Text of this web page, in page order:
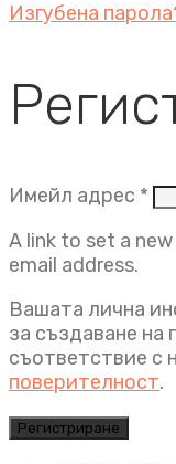
Изгубена
Имейл адрес *
A link to set a
email address.
Вашата лична
за създаване на
съответствие с
поверителност.
Регистриране